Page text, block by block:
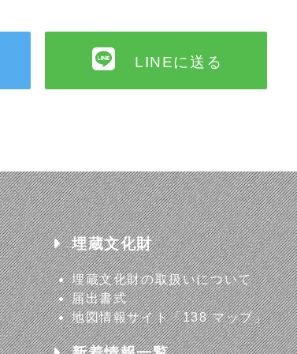
LINEに送る
埋蔵文化財
埋蔵文化財の取扱いについて
届出書式
地図情報サイト「138 マップ」